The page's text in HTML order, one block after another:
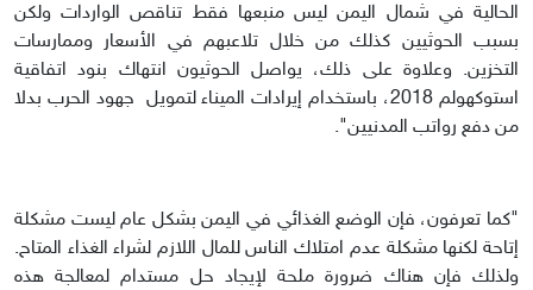
الحالية في شمال اليمن ليس منبعها فقط تناقص الواردات ولكن
بسبب الحوثيين كذلك من خلال تلاعبهم في الأسعار وممارسات
التخزين. وعلاوة على ذلك، يواصل الحوثيون انتهاك بنود اتفاقية
استوكهولم 2018، باستخدام إيرادات الميناء لتمويل جهود الحرب بدلا
من دفع رواتب المدنيين".
"كما تعرفون، فإن الوضع الغذائي في اليمن بشكل عام ليست مشكلة
إتاحة لكنها مشكلة عدم امتلاك الناس للمال اللازم لشراء الغذاء المتاح.
ولذلك فإن هناك ضرورة ملحة لإيجاد حل مستدام لمعالجة هذه